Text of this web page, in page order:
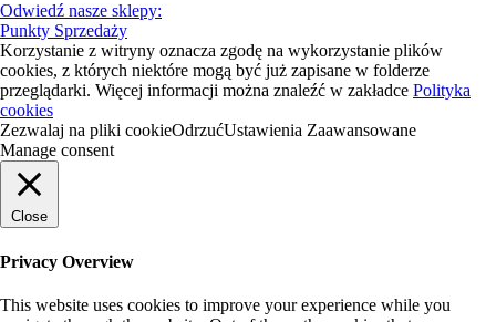
Odwiedź nasze sklepy:
Punkty Sprzedaży
Korzystanie z witryny oznacza zgodę na wykorzystanie plików
cookies, z których niektóre mogą być już zapisane w folderze
przeglądarki. Więcej informacji można znaleźć w zakładce Polityka
cookies
Zezwalaj na pliki cookieOdrzućUstawienia Zaawansowane
Manage consent
Close
Privacy Overview
This website uses cookies to improve your experience while you